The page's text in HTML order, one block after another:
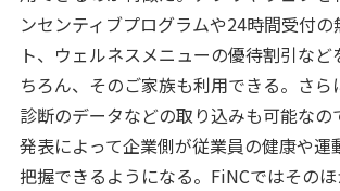
ンセンティブプログラムや24時間受付
ト、ウェルネスメニューの優待割引など
ちろん、そのご家族も利用できる。さ
診断のデータなどの取り込みも可能なの
発表によって企業側が従業員の健康や運
把握できるようになる。FiNCではその